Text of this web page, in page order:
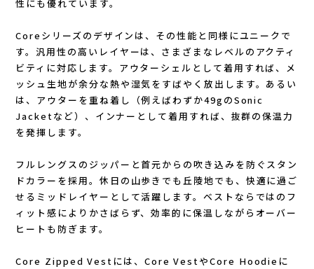
Lithe Apparel（ライテ アパレル）
LUNA SANDALS(ルナサンダル)
MARSQUEST(マーズクエスト)
MERRELL(メレル)
MOUNTAIN HARD WEAR(マウンテンハー
ドウェア)
性にも優れています。
Coreシリーズのデザインは、その性能と同様にユニークで
す。汎用性の高いレイヤーは、さまざまなレベルのアクティ
ビティに対応します。アウターシェルとして着用すれば、メ
ッシュ生地が余分な熱や湿気をすばやく放出します。あるい
は、アウターを重ね着し（例えばわずか49gのSonic
Jacketなど）、インナーとして着用すれば、抜群の保温力
を発揮します。
フルレングスのジッパーと首元からの吹き込みを防ぐスタン
ドカラーを採用。休日の山歩きでも丘陵地でも、快適に過ご
せるミッドレイヤーとして活躍します。ベストならではのフ
ィット感によりかさばらず、効率的に保温しながらオーバー
ヒートも防ぎます。
Core Zipped Vestには、Core VestやCore Hoodieに